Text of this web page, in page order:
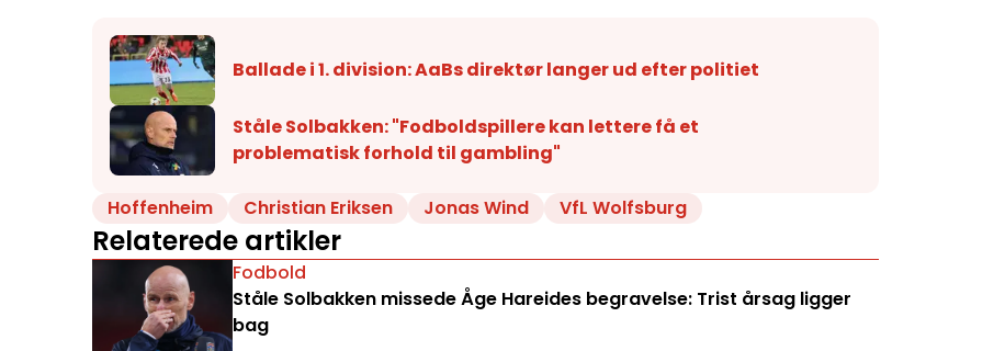
Ballade i 1. division: AaBs direktør langer ud efter politiet
Ståle Solbakken: "Fodboldspillere kan lettere få et
problematisk forhold til gambling"
Hoffenheim Christian Eriksen Jonas Wind VfL Wolfsburg
Relaterede artikler
Fodbold
Ståle Solbakken missede Åge Hareides begravelse: Trist årsag ligger
bag